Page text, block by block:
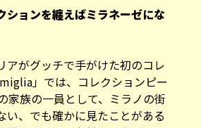
」では、コレクションピー
家族の一員として、ミラノの街
い、でも確かに見たことがある
現している。名前とスタイリン